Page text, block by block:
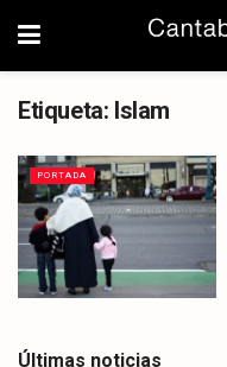
Etiqueta: Islam
PORTADA
Últimas noticias